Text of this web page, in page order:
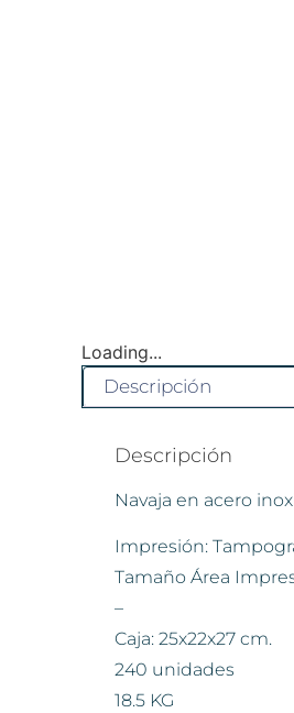
Loading...
Descripción
Descripción
Navaja en acero
Impresión:
Tamaño Área
–
Caja: 25x22x27 cm.
240 unidades
18.5 KG